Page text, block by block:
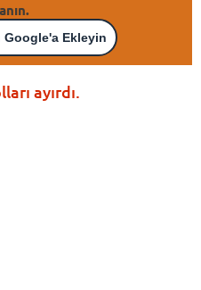
Ekleyin
ayırdı.